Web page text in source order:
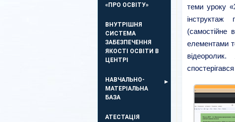
«ПРО ОСВІТУ»
ВНУТРІШНЯ
СИСТЕМА
ЗАБЕЗПЕЧЕННЯ
ЯКОСТІ ОСВІТИ В
ЦЕНТРІ
НАВЧАЛЬНО-
МАТЕРІАЛЬНА
БАЗА
АТЕСТАЦІЯ
теми уроку
(самостійне
елементами